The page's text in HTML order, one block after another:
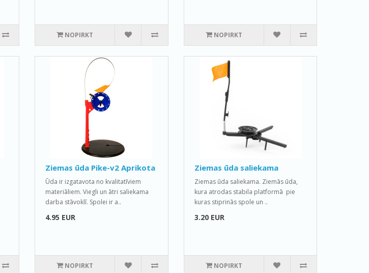
NOPIRKT NOPIRKT
Ziemas ūda Pike-v2 Aprikota
Ūda ir izgatavota no kvalitatīviem
materiāliem. Viegli un ātri saliekama
darba stāvoklī. Spolei ir a..
4.95 EUR
NOPIRKT
Ziemas ūda saliekama
Ziemas ūda saliekama. Ziemās ūda,
kura atrodas stabila platformā pie
kuras stiprinās spole un ..
3.20 EUR
NOPIRKT